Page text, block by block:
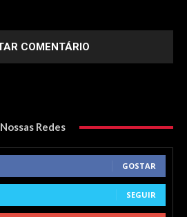
Nossas Redes
GOSTAR
SEGUIR